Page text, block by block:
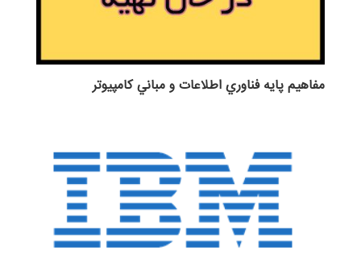
مفاهيم پايه فناوري اطلاعات و مباني كامپيوتر